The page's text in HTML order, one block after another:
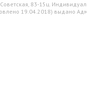
83-15ц.
19.04.2018) выдано